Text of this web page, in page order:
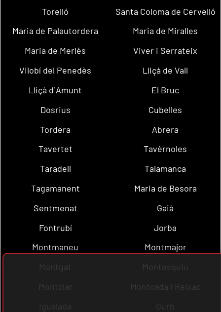
Torelló
Santa Coloma de Cervelló
Maria de Palautordera
Maria de Miralles
Maria de Merlès
Viver i Serrateix
Vilobí del Penedès
Lliçà de Vall
Lliçà d´Amunt
El Bruc
Dosrius
Cubelles
Tordera
Abrera
Tavertet
Tavèrnoles
Taradell
Talamanca
Tagamanent
Maria de Besora
Sentmenat
Gaià
Fontrubí
Jorba
Montmaneu
Montmajor
Montgat
Montesquiu
Montclar
Montcada i Reixac
Igualada
Gurb